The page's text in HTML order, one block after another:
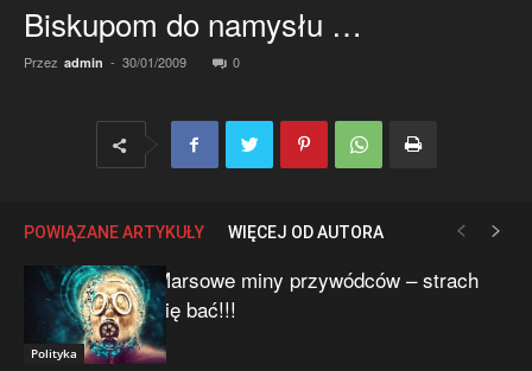
Biskupom do namysłu …
Przez admin - 30/01/2009 0
POWIĄZANE ARTYKUŁY WIĘCEJ OD AUTORA
Polityka
Marsowe miny przywódców – strach
się bać!!!